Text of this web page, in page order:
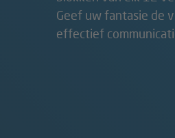
Geef uw fantasie de
effectief